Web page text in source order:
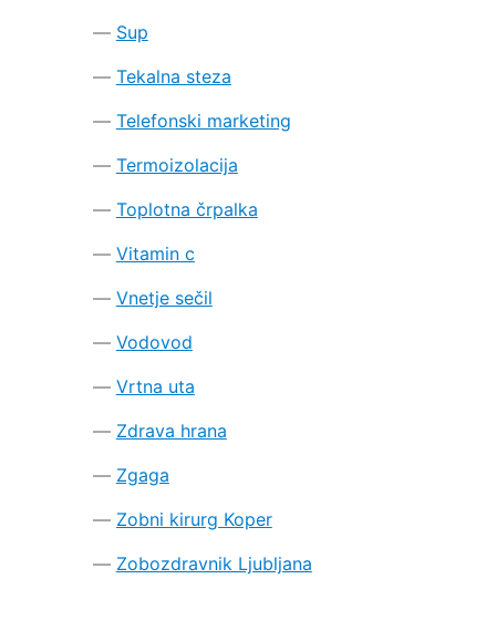
Sup
Tekalna steza
Telefonski marketing
Termoizolacija
Toplotna črpalka
Vitamin c
Vnetje sečil
Vodovod
Vrtna uta
Zdrava hrana
Zgaga
Zobni kirurg Koper
Zobozdravnik Ljubljana